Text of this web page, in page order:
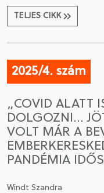
TELJES CIKK
2025/4. szám
„COVID ALATT
DOLGOZNI…
VOLT MÁR A
PANDÉMIA
Windt Szandra